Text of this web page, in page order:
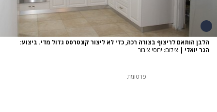
הלבן הותאם לריצוף בצורה רכה, כדי לא ליצור קונטרסט גדול מדי. ביצוע:
הגר יואלי | צילום: יחסי ציבור
פרסומת